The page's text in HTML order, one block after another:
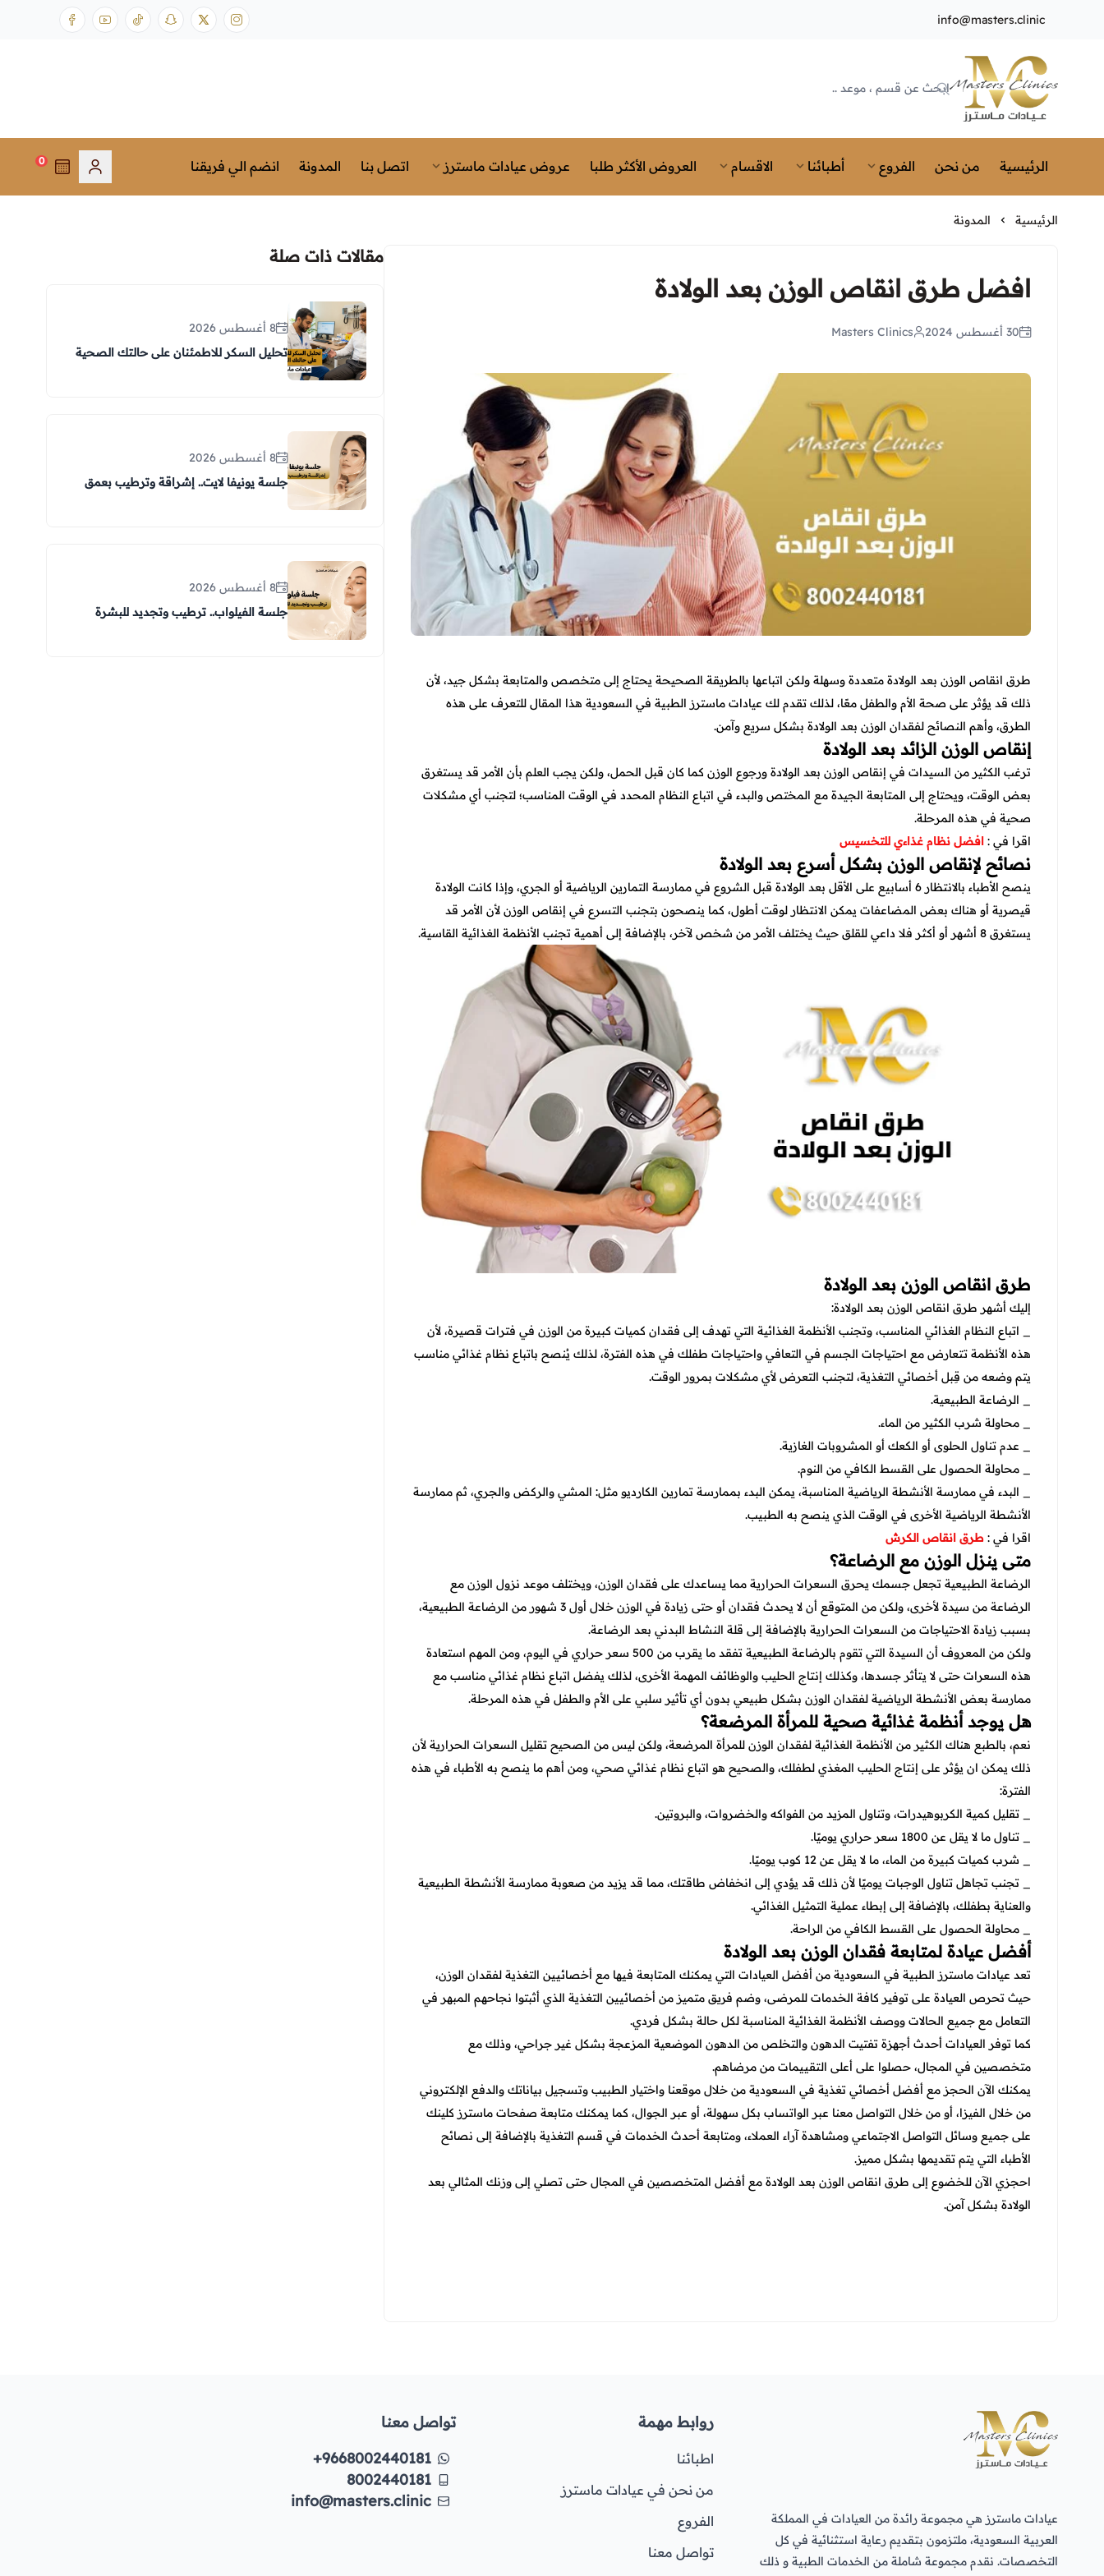
info@masters.clinic
Masters Clinics
الرئيسية من نحن الفروع أطبائنا الاقسام العروض الأكثر طلبا عروض عيادات ماسترز اتصل بنا المدونة انضم الي فريقنا 0
الرئيسية المدونة
افضل طرق انقاص الوزن بعد الولادة
30 أغسطس 2024 Masters Clinics
طرق انقاص الوزن بعد الولادة متعددة وسهلة ولكن اتباعها بالطريقة الصحيحة يحتاج إلى متخصص والمتابعة بشكل جيد، لأن
ذلك قد يؤثر على صحة الأم والطفل معًا، لذلك تقدم لك عيادات ماسترز الطبية في السعودية هذا المقال للتعرف على هذه
الطرق، وأهم النصائح لفقدان الوزن بعد الولادة بشكل سريع وآمن.
إنقاص الوزن الزائد بعد الولادة
ترغب الكثير من السيدات في إنقاص الوزن بعد الولادة ورجوع الوزن كما كان قبل الحمل، ولكن يجب العلم بأن الأمر قد يستغرق
بعض الوقت، ويحتاج إلى المتابعة الجيدة مع المختص والبدء في اتباع النظام المحدد في الوقت المناسب؛ لتجنب أي مشكلات
صحية في هذه المرحلة.
اقرا في : افضل نظام غذاءي للتخسيس
نصائح لإنقاص الوزن بشكل أسرع بعد الولادة
ينصح الأطباء بالانتظار 6 أسابيع على الأقل بعد الولادة قبل الشروع في ممارسة التمارين الرياضية أو الجري، وإذا كانت الولادة
قيصرية أو هناك بعض المضاعفات يمكن الانتظار لوقت أطول، كما ينصحون بتجنب التسرع في إنقاص الوزن لأن الأمر قد
يستغرق 8 أشهر أو أكثر فلا داعي للقلق حيث يختلف الأمر من شخص لآخر، بالإضافة إلى أهمية تجنب الأنظمة الغذائية القاسية.
طرق انقاص الوزن بعد الولادة
إليك أشهر طرق انقاص الوزن بعد الولادة:
_ اتباع النظام الغذائي المناسب، وتجنب الأنظمة الغذائية التي تهدف إلى فقدان كميات كبيرة من الوزن في فترات قصيرة، لأن
هذه الأنظمة تتعارض مع احتياجات الجسم في التعافي واحتياجات طفلك في هذه الفترة، لذلك يُنصح باتباع نظام غذائي مناسب
يتم وضعه من قِبل أخصائي التغذية، لتجنب التعرض لأي مشكلات بمرور الوقت.
_ الرضاعة الطبيعية.
_ محاولة شرب الكثير من الماء.
_ عدم تناول الحلوى أو الكعك أو المشروبات الغازية.
_ محاولة الحصول على القسط الكافي من النوم.
_ البدء في ممارسة الأنشطة الرياضية المناسبة، يمكن البدء بممارسة تمارين الكارديو مثل: المشي والركض والجري، ثم ممارسة
الأنشطة الرياضية الأخرى في الوقت الذي ينصح به الطبيب.
اقرا في : طرق انقاص الكرش
متى ينزل الوزن مع الرضاعة؟
الرضاعة الطبيعية تجعل جسمك يحرق السعرات الحرارية مما يساعدك على فقدان الوزن، ويختلف موعد نزول الوزن مع
الرضاعة من سيدة لأخرى، ولكن من المتوقع أن لا يحدث فقدان أو حتى زيادة في الوزن خلال أول 3 شهور من الرضاعة الطبيعية،
بسبب زيادة الاحتياجات من السعرات الحرارية بالإضافة إلى قلة النشاط البدني بعد الرضاعة.
ولكن من المعروف أن السيدة التي تقوم بالرضاعة الطبيعية تفقد ما يقرب من 500 سعر حراري في اليوم، ومن المهم استعادة
هذه السعرات حتى لا يتأثر جسدها، وكذلك إنتاج الحليب والوظائف المهمة الأخرى، لذلك يفضل اتباع نظام غذائي مناسب مع
ممارسة بعض الأنشطة الرياضية لفقدان الوزن بشكل طبيعي بدون أي تأثير سلبي على الأم والطفل في هذه المرحلة.
هل يوجد أنظمة غذائية صحية للمرأة المرضعة؟
نعم، بالطبع هناك الكثير من الأنظمة الغذائية لفقدان الوزن للمرأة المرضعة، ولكن ليس من الصحيح تقليل السعرات الحرارية لأن
ذلك يمكن ان يؤثر على إنتاج الحليب المغذي لطفلك، والصحيح هو اتباع نظام غذائي صحي، ومن أهم ما ينصح به الأطباء في هذه
الفترة:
_ تقليل كمية الكربوهيدرات، وتناول المزيد من الفواكه والخضروات، والبروتين.
_ تناول ما لا يقل عن 1800 سعر حراري يوميًا.
_ شرب كميات كبيرة من الماء، ما لا يقل عن 12 كوب يوميًا.
_ تجنب تجاهل تناول الوجبات يوميًا لأن ذلك قد يؤدي إلى انخفاض طاقتك، مما قد يزيد من صعوبة ممارسة الأنشطة الطبيعية
والعناية بطفلك، بالإضافة إلى إبطاء عملية التمثيل الغذائي.
_ محاولة الحصول على القسط الكافي من الراحة.
أفضل عيادة لمتابعة فقدان الوزن بعد الولادة
تعد عيادات ماسترز الطبية في السعودية من أفضل العيادات التي يمكنك المتابعة فيها مع أخصائيين التغذية لفقدان الوزن،
حيث تحرص العيادة على توفير كافة الخدمات للمرضى، وضم فريق متميز من أخصائيين التغذية الذي أثبتوا نجاحهم المبهر في
التعامل مع جميع الحالات ووصف الأنظمة الغذائية المناسبة لكل حالة بشكل فردي.
كما توفر العيادات أحدث أجهزة تفتيت الدهون والتخلص من الدهون الموضعية المزعجة بشكل غير جراحي، وذلك مع
متخصصين في المجال، حصلوا على أعلى التقييمات من مرضاهم.
يمكنك الآن الحجز مع أفضل أخصائي تغذية في السعودية من خلال موقعنا واختيار الطبيب وتسجيل بياناتك والدفع الإلكتروني
من خلال الفيزا، أو من خلال التواصل معنا عبر الواتساب بكل سهولة، أو عبر الجوال، كما يمكنك متابعة صفحات ماسترز كلينك
على جميع وسائل التواصل الاجتماعي ومشاهدة آراء العملاء، ومتابعة أحدث الخدمات في قسم التغذية بالإضافة إلى نصائح
الأطباء التي يتم تقديمها بشكل مميز.
احجزي الآن للخضوع إلى طرق انقاص الوزن بعد الولادة مع أفضل المتخصصين في المجال حتى تصلي إلى وزنك المثالي بعد
الولادة بشكل آمن.
مقالات ذات صلة
8 أغسطس 2026
تحليل السكر للاطمئنان على حالتك الصحية
8 أغسطس 2026
جلسة يونيفا لايت.. إشراقة وترطيب بعمق
8 أغسطس 2026
جلسة الفيلواب.. ترطيب وتجديد للبشرة
عيادات ماسترز هي مجموعة رائدة من العيادات في المملكة
العربية السعودية، ملتزمون بتقديم رعاية استثنائية في كل
التخصصات. نقدم مجموعة شاملة من الخدمات الطبية و ذلك
روابط مهمة
اطبائنا
من نحن في عيادات ماسترز
الفروع
تواصل معنا
تواصل معنا
+9668002440181
8002440181
info@masters.clinic